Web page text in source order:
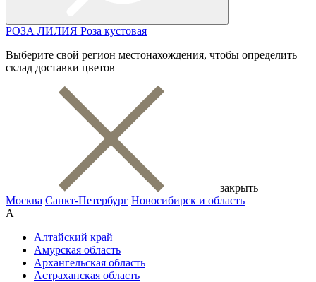
РОЗА ЛИЛИЯ Роза кустовая
Выберите свой регион местонахождения, чтобы определить
склад доставки цветов
закрыть
Москва Санкт-Петербург Новосибирск и область
А
Алтайский край
Амурская область
Архангельская область
Астраханская область